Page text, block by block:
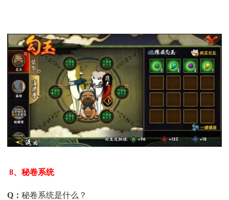
8、秘卷系统
Q ：秘卷系统是什么？